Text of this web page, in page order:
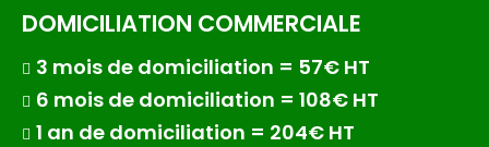
DOMICILIATION COMMERCIALE
3 mois de domiciliation = 57€ HT
6 mois de domiciliation = 108€ HT
1 an de domiciliation = 204€ HT